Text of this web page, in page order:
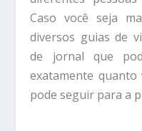
Caso você seja
diversos guias de
de jornal que
exatamente
pode seguir para a